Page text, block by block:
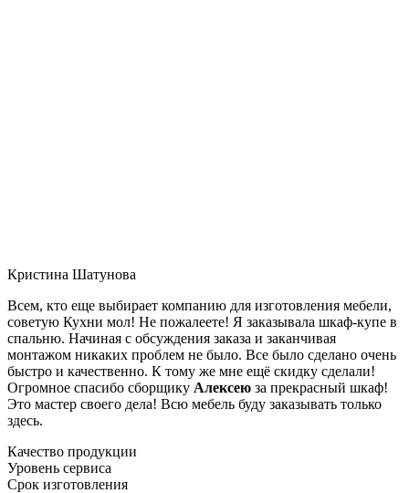
Кристина Шатунова
Всем, кто еще выбирает компанию для изготовления мебели,
советую Кухни мол! Не пожалеете! Я заказывала шкаф-купе в
спальню. Начиная с обсуждения заказа и заканчивая
монтажом никаких проблем не было. Все было сделано очень
быстро и качественно. К тому же мне ещё скидку сделали!
Огромное спасибо сборщику Алексею за прекрасный шкаф!
Это мастер своего дела! Всю мебель буду заказывать только
здесь.
Качество продукции
Уровень сервиса
Срок изготовления